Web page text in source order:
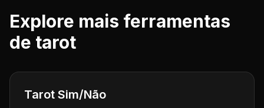
Explore mais ferramentas
de tarot
Tarot Sim/Não